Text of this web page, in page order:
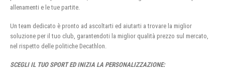
allenamenti e le tue partite.
Un team dedicato è pronto ad ascoltarti ed aiutarti a trovare la miglior
soluzione per il tuo club, garantendoti la miglior qualità prezzo sul mercato,
nel rispetto delle politiche Decathlon.
SCEGLI IL TUO SPORT ED INIZIA LA PERSONALIZZAZIONE: